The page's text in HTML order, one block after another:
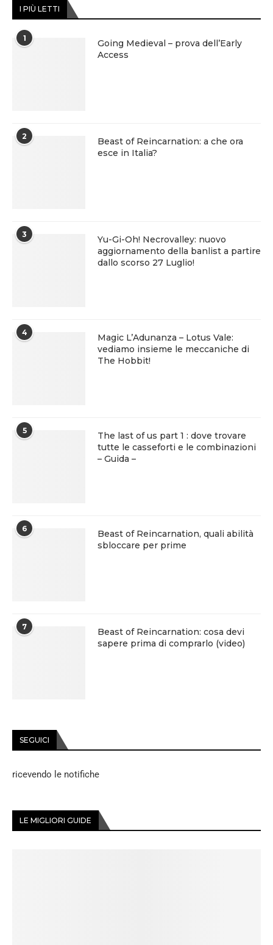
I PIÙ LETTI
1
Going Medieval – prova dell’Early
Access
2
Beast of Reincarnation: a che ora
esce in Italia?
3
Yu-Gi-Oh! Necrovalley: nuovo
aggiornamento della banlist a partire
dallo scorso 27 Luglio!
4
Magic L’Adunanza – Lotus Vale:
vediamo insieme le meccaniche di
The Hobbit!
5
The last of us part 1 : dove trovare
tutte le casseforti e le combinazioni
– Guida –
6
Beast of Reincarnation, quali abilità
sbloccare per prime
7
Beast of Reincarnation: cosa devi
sapere prima di comprarlo (video)
SEGUICI
ricevendo le notifiche
LE MIGLIORI GUIDE